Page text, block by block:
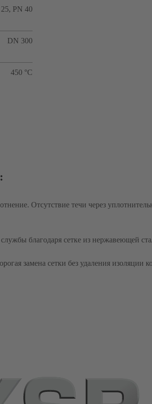
PN 40
DN 300
450 °C
Отсутствие течи через
благодаря сетке из нержавеющей
замена сетки без удаления